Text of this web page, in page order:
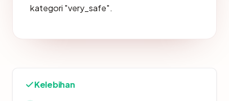
kategori "very_safe".
Kelebihan